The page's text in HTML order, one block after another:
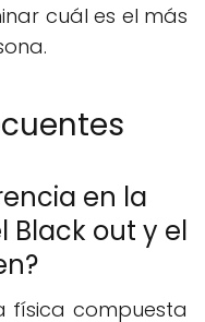
cuál es el más
en la
Black out y el
física compuesta